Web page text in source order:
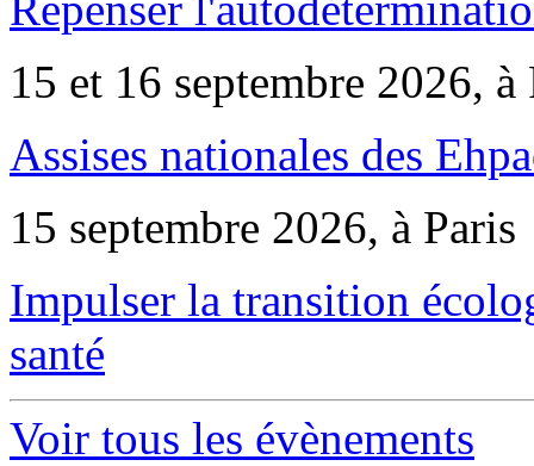
15 et 16 septembre 2026, à
Assises nationales des
15 septembre 2026, à Paris
Impulser la transition
santé
Voir tous les évènements